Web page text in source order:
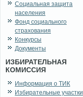
Социальная защита
населения
Фонд социального
страхования
Конкурсы
Документы
ИЗБИРАТЕЛЬНАЯ
КОМИССИЯ
Информация о ТИК
Избирательные участки